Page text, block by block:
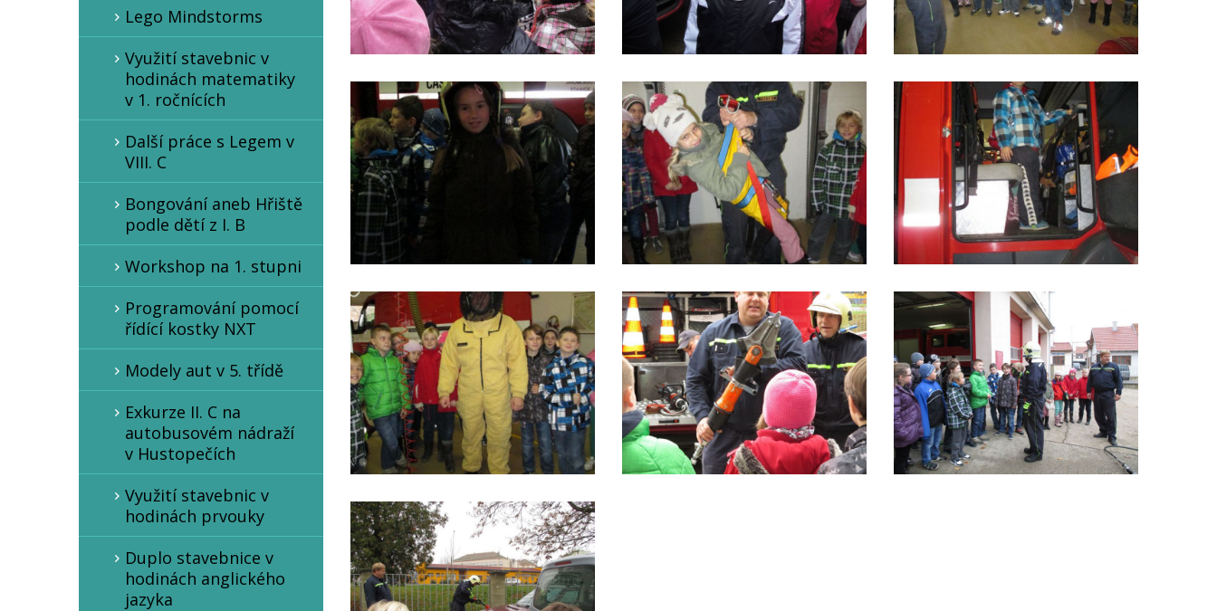
Lego Mindstorms
Využití stavebnic v
hodinách matematiky
v 1. ročnících
Další práce s Legem v
VIII. C
Bongování aneb Hřiště
podle dětí z I. B
Workshop na 1. stupni
Programování pomocí
řídící kostky NXT
Modely aut v 5. třídě
Exkurze II. C na
autobusovém nádraží
v Hustopečích
Využití stavebnic v
hodinách prvouky
Duplo stavebnice v
hodinách anglického
jazyka